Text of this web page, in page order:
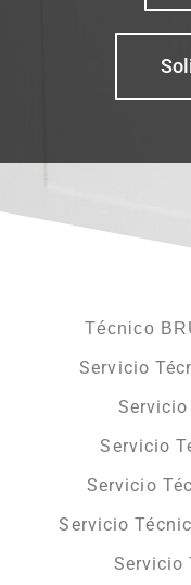
Técnico
Servicio
Servicio
Servicio
Servicio
Servicio
Servicio